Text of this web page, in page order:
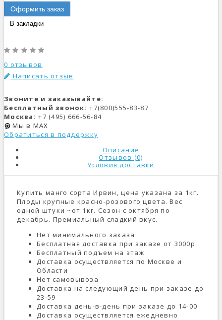
Оформить заказ
В закладки
0 отзывов
Написать отзыв
Звоните и заказывайте:
Бесплатный звонок: +7(800)555-83-87
Москва: +7 (495) 666-56-84
Мы в MAX
Обратиться в поддержку
Описание
Отзывов (0)
Условия доставки
Купить манго сорта Ирвин, цена указана за 1кг.
Плоды крупные красно-розового цвета. Вес
одной штуки ~от 1кг. Сезон с октября по
декабрь. Премиальный сладкий вкус.
Нет минимального заказа
Бесплатная доставка при заказе от 3000р.
Бесплатный подъем на этаж
Доставка осуществляется по Москве и
Области
Нет самовывоза
Доставка на следующий день при заказе до
23-59
Доставка день-в-день при заказе до 14-00
Доставка осуществляется ежедневно